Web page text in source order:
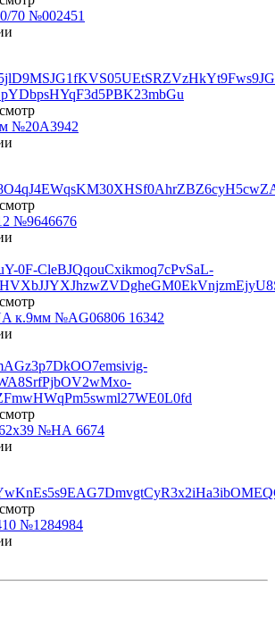
70 №002451
№20А3942
№9646676
к.9мм №AG06806 16342
№НА 6674
№1284984